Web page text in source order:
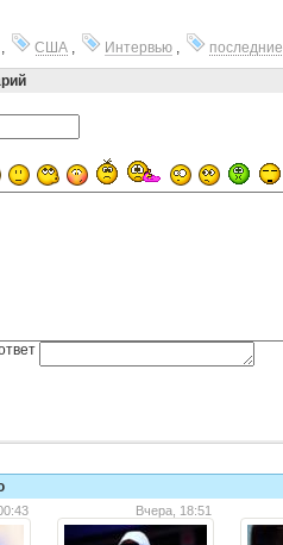
США Интервью последние
Вчера, 18:51